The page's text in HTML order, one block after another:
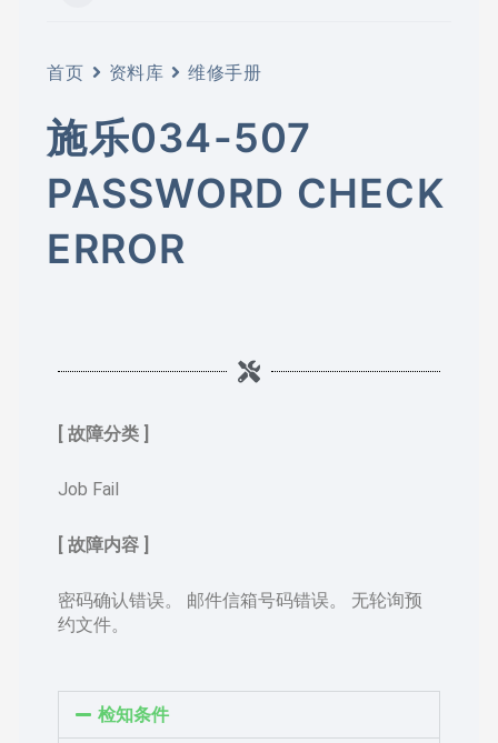
首页 资料库 维修手册
施乐034-507
PASSWORD CHECK
ERROR
[ 故障分类 ]
Job Fail
[ 故障内容 ]
密码确认错误。 邮件信箱号码错误。 无轮询预
约文件。
检知条件